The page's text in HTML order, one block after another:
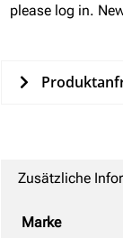
please log in.
Zusätzliche
Marke